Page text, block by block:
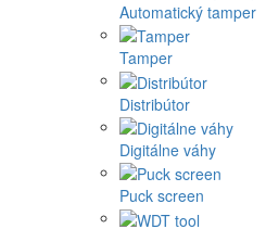
Automatický tamper
Tamper
Distribútor
Digitálne váhy
Puck screen